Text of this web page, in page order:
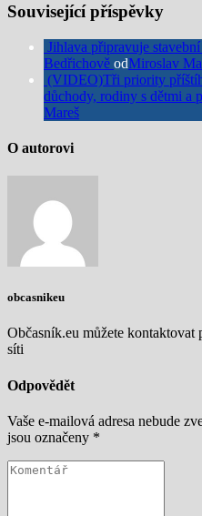
Související příspěvky
Jihlava připravuje
Bedřichově odMiroslav
(VIDEO)Tři priority
důchody, rodiny s dětmi a
Mareš
O autorovi
obcasnikeu
Občasník.eu můžete
síti
Odpovědět
Vaše e-mailová adresa nebude
jsou označeny *